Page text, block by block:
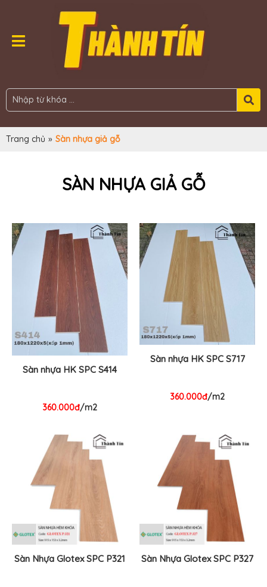
Trang chủ » Sàn nhựa giả gỗ
SÀN NHỰA GIẢ GỖ
Sàn nhựa HK SPC S414
360.000đ/m2
Sàn nhựa HK SPC S717
360.000đ/m2
Sàn Nhựa Glotex SPC P321 Sàn Nhựa Glotex SPC P327